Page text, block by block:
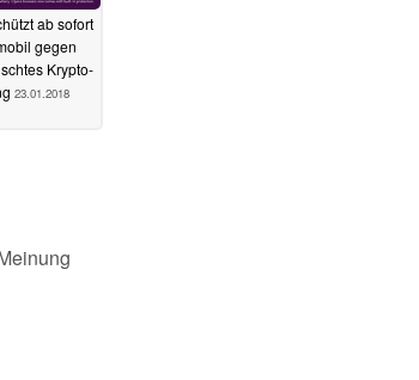
ab sofort
gegen
Krypto-
23.01.2018